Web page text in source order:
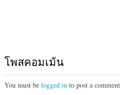
โพสคอมเม้น
You must be logged into post a